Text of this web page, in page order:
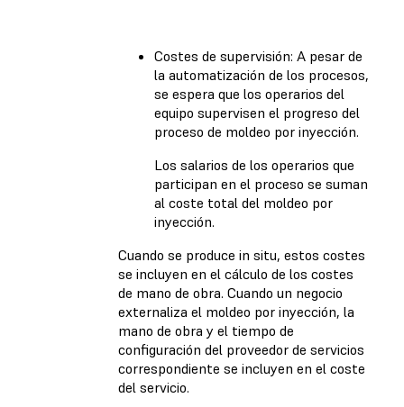
Costes de supervisión: A pesar de
la automatización de los procesos,
se espera que los operarios del
equipo supervisen el progreso del
proceso de moldeo por inyección.
Los salarios de los operarios que
participan en el proceso se suman
al coste total del moldeo por
inyección.
Cuando se produce in situ, estos costes
se incluyen en el cálculo de los costes
de mano de obra. Cuando un negocio
externaliza el moldeo por inyección, la
mano de obra y el tiempo de
configuración del proveedor de servicios
correspondiente se incluyen en el coste
del servicio.